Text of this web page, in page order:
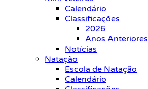
Calendário
Classificações
2026
Anos Anteriores
Notícias
Natação
Escola de Natação
Calendário